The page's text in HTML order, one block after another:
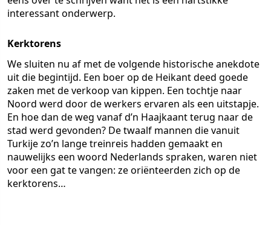
interessant onderwerp.
Kerktorens
We sluiten nu af met de volgende historische anekdote
uit die begintijd. Een boer op de Heikant deed goede
zaken met de verkoop van kippen. Een tochtje naar
Noord werd door de werkers ervaren als een uitstapje.
En hoe dan de weg vanaf d’n Haajkaant terug naar de
stad werd gevonden? De twaalf mannen die vanuit
Turkije zo’n lange treinreis hadden gemaakt en
nauwelijks een woord Nederlands spraken, waren niet
voor een gat te vangen: ze oriënteerden zich op de
kerktorens…